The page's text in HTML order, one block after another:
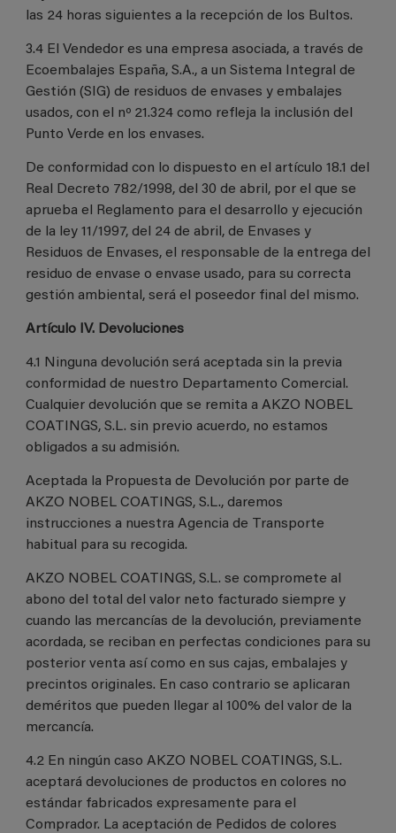
las 24 horas siguientes a la recepción de los Bultos.
3.4 El Vendedor es una empresa asociada, a través de
Ecoembalajes España, S.A., a un Sistema Integral de
Gestión (SIG) de residuos de envases y embalajes
usados, con el nº 21.324 como refleja la inclusión del
Punto Verde en los envases.
De conformidad con lo dispuesto en el artículo 18.1 del
Real Decreto 782/1998, del 30 de abril, por el que se
aprueba el Reglamento para el desarrollo y ejecución
de la ley 11/1997, del 24 de abril, de Envases y
Residuos de Envases, el responsable de la entrega del
residuo de envase o envase usado, para su correcta
gestión ambiental, será el poseedor final del mismo.
Artículo IV. Devoluciones
4.1 Ninguna devolución será aceptada sin la previa
conformidad de nuestro Departamento Comercial.
Cualquier devolución que se remita a AKZO NOBEL
COATINGS, S.L. sin previo acuerdo, no estamos
obligados a su admisión.
Aceptada la Propuesta de Devolución por parte de
AKZO NOBEL COATINGS, S.L., daremos
instrucciones a nuestra Agencia de Transporte
habitual para su recogida.
AKZO NOBEL COATINGS, S.L. se compromete al
abono del total del valor neto facturado siempre y
cuando las mercancías de la devolución, previamente
acordada, se reciban en perfectas condiciones para su
posterior venta así como en sus cajas, embalajes y
precintos originales. En caso contrario se aplicaran
deméritos que pueden llegar al 100% del valor de la
mercancía.
4.2 En ningún caso AKZO NOBEL COATINGS, S.L.
aceptará devoluciones de productos en colores no
estándar fabricados expresamente para el
Comprador. La aceptación de Pedidos de colores